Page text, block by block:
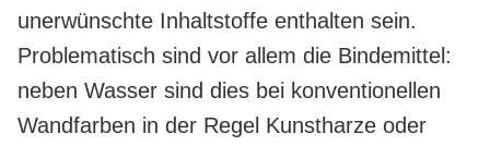
unerwünschte Inhaltstoffe enthalten sein.
Problematisch sind vor allem die Bindemittel:
neben Wasser sind dies bei konventionellen
Wandfarben in der Regel Kunstharze oder